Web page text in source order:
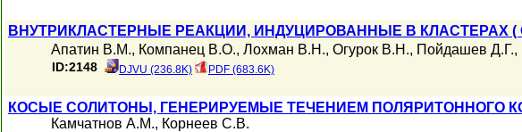
ВНУТРИКЛАСТЕРНЫЕ РЕАКЦИИ, ИНДУЦИРОВАННЫЕ В КЛАСТЕРАХ (
Апатин В.М., Компанец В.О., Лохман В.Н., Огурок В.Н., Пойдашев Д.Г.,
ID:2148 DJVU (236.8K) PDF (683.6K)
КОСЫЕ СОЛИТОНЫ, ГЕНЕРИРУЕМЫЕ ТЕЧЕНИЕМ ПОЛЯРИТОННОГО
Камчатнов А.М., Корнеев С.В.